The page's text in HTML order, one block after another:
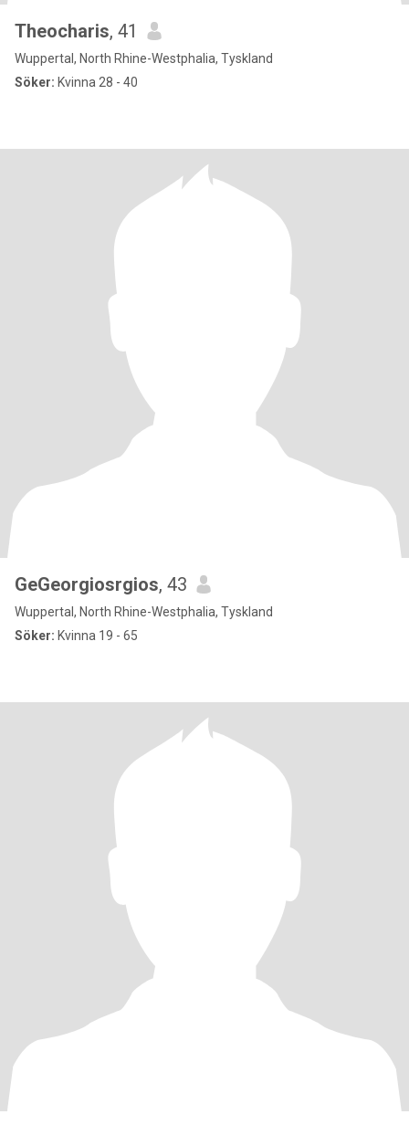
Theocharis, 41
Wuppertal, North Rhine-Westphalia, Tyskland
Söker: Kvinna 28 - 40
GeGeorgiosrgios, 43
Wuppertal, North Rhine-Westphalia, Tyskland
Söker: Kvinna 19 - 65